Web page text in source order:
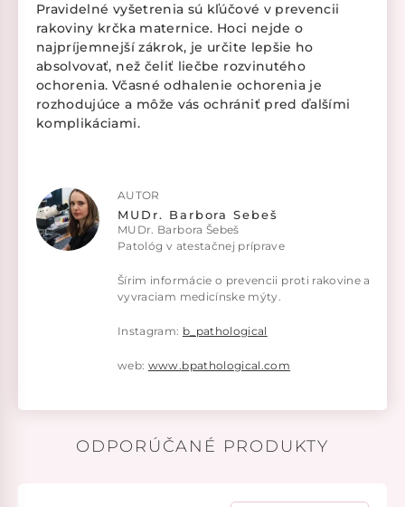
Pravidelné vyšetrenia sú kľúčové v prevencii
rakoviny krčka maternice. Hoci nejde o
najpríjemnejší zákrok, je určite lepšie ho
absolvovať, než čeliť liečbe rozvinutého
ochorenia. Včasné odhalenie ochorenia je
rozhodujúce a môže vás ochrániť pred ďalšími
komplikáciami.
AUTOR
MUDr. Barbora Sebeš
MUDr. Barbora Šebeš
Patológ v atestačnej príprave
Šírim informácie o prevencii proti rakovine a
vyvraciam medicínske mýty.
Instagram: b_pathological
web: www.bpathological.com
ODPORÚČANÉ PRODUKTY